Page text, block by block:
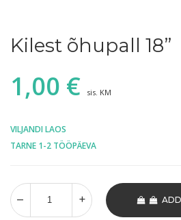
Kilest õhupall 18”
1,00 € sis. KM
VILJANDI LAOS
TARNE 1-2 TÖÖPÄEVA